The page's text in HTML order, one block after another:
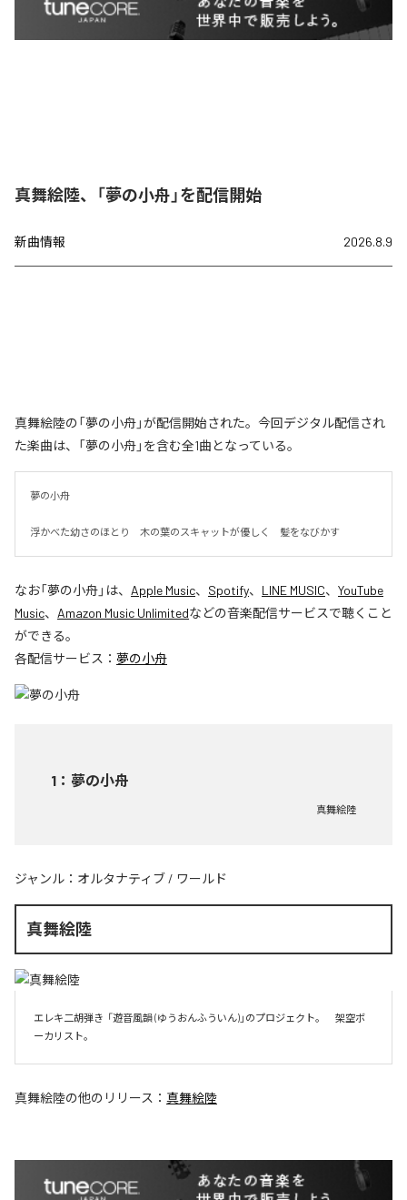
真舞絵陸、「夢の小舟」を配信開始
新曲情報 2026.8.9
真舞絵陸の「夢の小舟」が配信開始された。今回デジタル配信され
た楽曲は、「夢の小舟」を含む全1曲となっている。
夢の小舟
浮かべた幼さのほとり　木の葉のスキャットが優しく　髪をなびかす
なお「夢の小舟」は、 Apple Music、 Spotify、 LINE MUSIC、 YouTube
Music、 Amazon Music Unlimitedなどの音楽配信サービスで聴くこと
ができる。
各配信サービス： 夢の小舟
1 ： 夢の小舟
真舞絵陸
ジャンル： オルタナティブ / ワールド
真舞絵陸
エレキ二胡弾き  「遊音風韻 (ゆうおんふういん)」のプロジェクト。　架空ボ
ーカリスト。
真舞絵陸の他のリリース： 真舞絵陸